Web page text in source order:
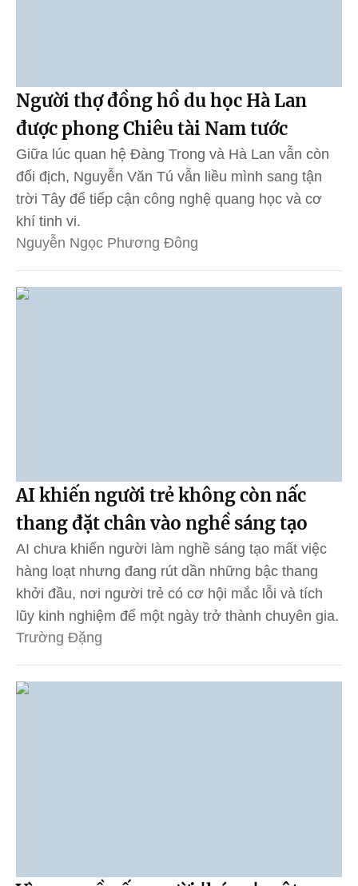
Người thợ đồng hồ du học Hà Lan
được phong Chiêu tài Nam tước
Giữa lúc quan hệ Đàng Trong và Hà Lan vẫn còn
đối địch, Nguyễn Văn Tú vẫn liều mình sang tận
trời Tây để tiếp cận công nghệ quang học và cơ
khí tinh vi.
Nguyễn Ngọc Phương Đông
AI khiến người trẻ không còn nấc
thang đặt chân vào nghề sáng tạo
AI chưa khiến người làm nghề sáng tạo mất việc
hàng loạt nhưng đang rút dần những bậc thang
khởi đầu, nơi người trẻ có cơ hội mắc lỗi và tích
lũy kinh nghiệm để một ngày trở thành chuyên gia.
Trường Đặng